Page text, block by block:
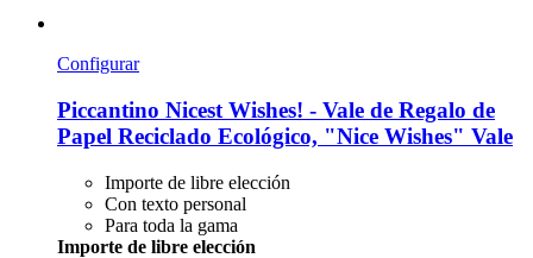
Configurar
Piccantino Nicest Wishes! -​ Vale de Regalo de
Papel Reciclado Ecológico, "Nice Wishes" Vale
Importe de libre elección
Con texto personal
Para toda la gama
Importe de libre elección